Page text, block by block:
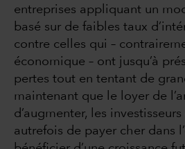
entreprises appliquant un
basé sur de faibles taux
contre celles qui –
économique – ont jusqu’à
pertes tout en tentant de
maintenant que le loyer de
d’augmenter, les
autrefois de payer cher dans